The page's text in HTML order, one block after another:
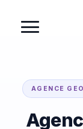
contenu
AGENCE